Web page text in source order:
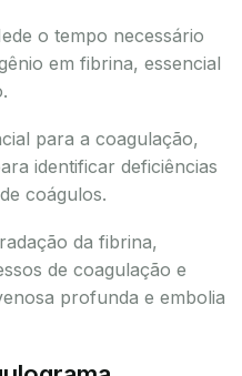
o tempo necessário
em fibrina, essencial
para a coagulação,
identificar deficiências
coágulos.
da fibrina,
de coagulação e
profunda e embolia